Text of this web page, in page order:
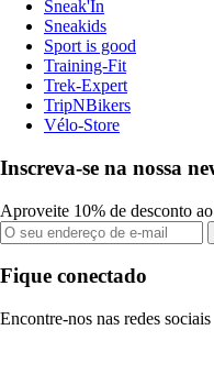
Sneak'In
Sneakids
Sport is good
Training-Fit
Trek-Expert
TripNBikers
Vélo-Store
Inscreva-se na nossa
Aproveite 10% de desconto
Fique conectado
Encontre-nos nas redes sociais